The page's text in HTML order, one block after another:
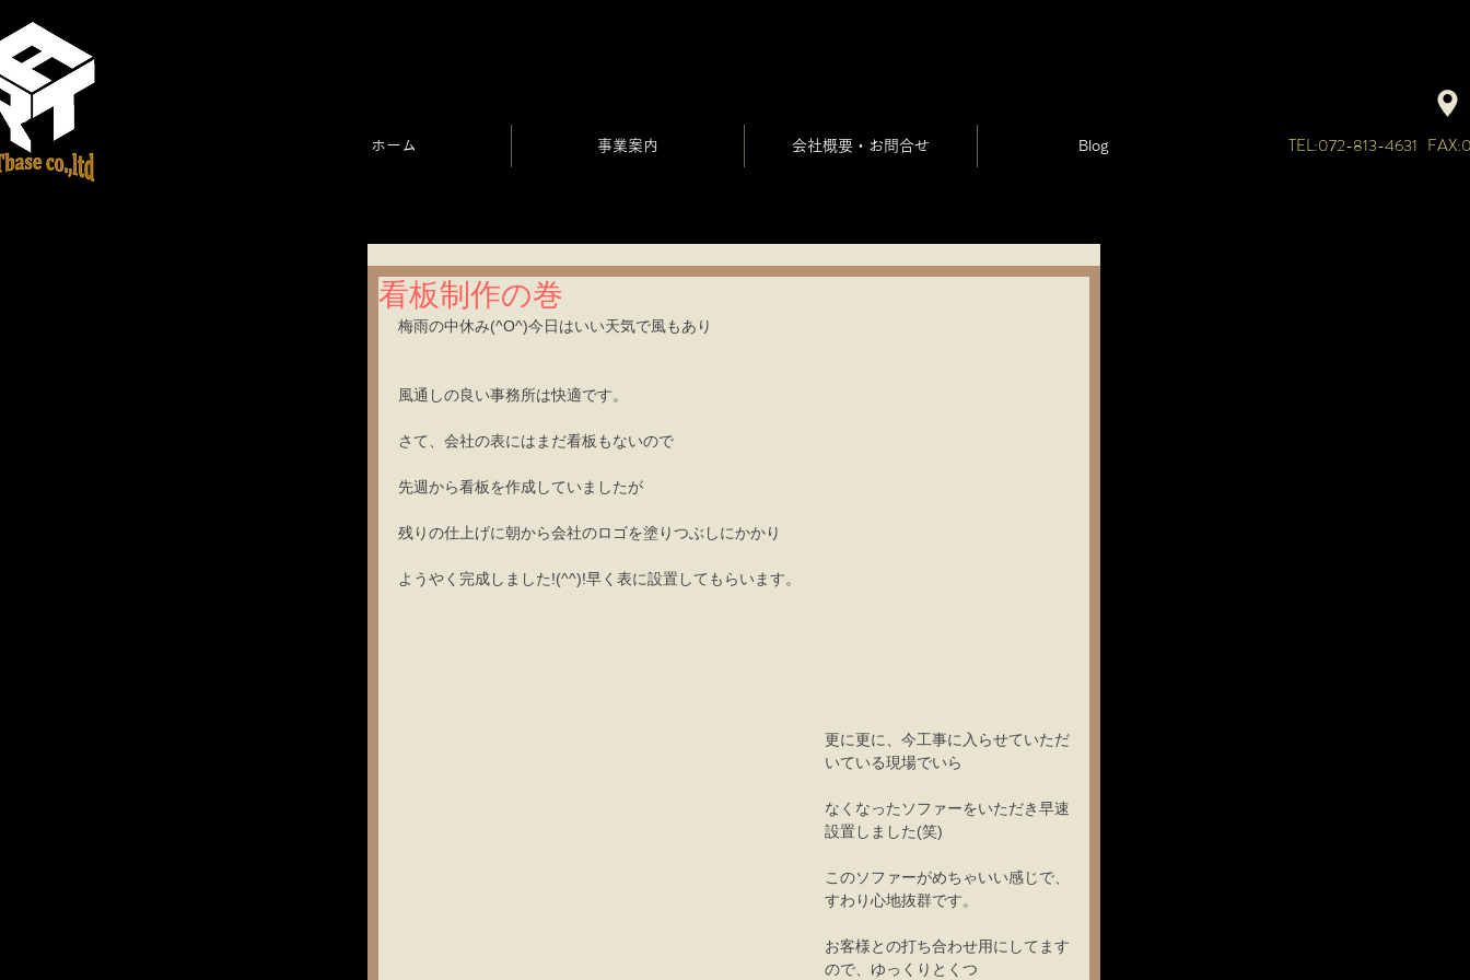
ホーム 事業案内 会社概要・お問合せ Blog TEL:072-813-4631
看板制作の巻
梅雨の中休み(^O^)今日はいい天気で風もあり
風通しの良い事務所は快適です。
さて、会社の表にはまだ看板もないので
先週から看板を作成していましたが​
残りの仕上げに朝から会社のロゴを塗りつぶしにかかり
ようやく完成しました!(^^)!早く表に設置してもらいます。
更に更に、今工事に入らせていただ
いている現場でいら
なくなったソファーをいただき早速
設置しました(笑)
このソファーがめちゃいい感じで、
すわり心地抜群です。
お客様との打ち合わせ用にしてます
ので、ゆっくりとくつ